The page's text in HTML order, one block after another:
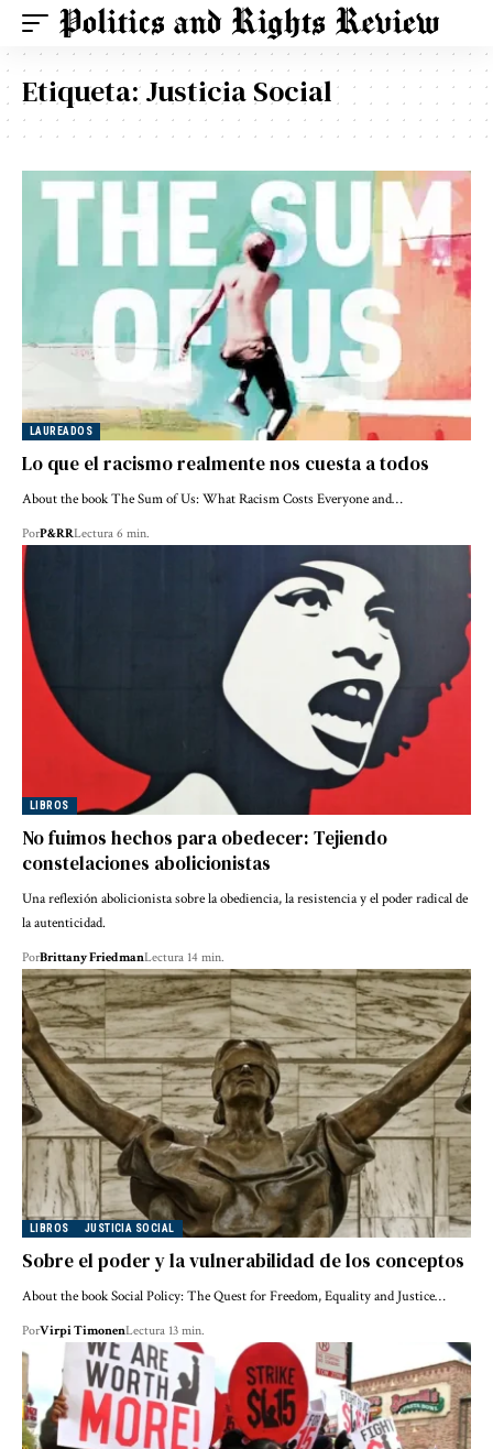
Etiqueta:Justicia Social
LAUREADOS
Lo que el racismo realmente nos cuesta a todos
About the book The Sum of Us: What Racism Costs Everyone and…
PorP&RRLectura 6 min.
LIBROS
No fuimos hechos para obedecer: Tejiendo
constelaciones abolicionistas
Una reflexión abolicionista sobre la obediencia, la resistencia y el poder radical de
la autenticidad.
PorBrittany FriedmanLectura 14 min.
LIBROS JUSTICIA SOCIAL
Sobre el poder y la vulnerabilidad de los conceptos
About the book Social Policy: The Quest for Freedom, Equality and Justice…
PorVirpi TimonenLectura 13 min.